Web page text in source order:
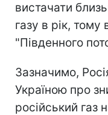
вистачати
газу в рік, тому
"Південного
Зазначимо,
Україною про
російський газ